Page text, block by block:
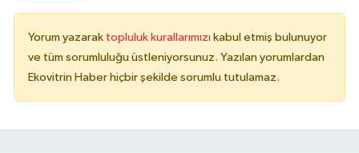
Yorum yazarak topluluk kurallarımızı kabul etmiş bulunuyor
ve tüm sorumluluğu üstleniyorsunuz. Yazılan yorumlardan
Ekovitrin Haber hiçbir şekilde sorumlu tutulamaz.